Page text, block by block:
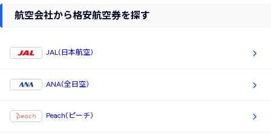
航空会社から格安航空券を探す
JAL(日本航空)
ANA(全日空)
Peach(ピーチ)